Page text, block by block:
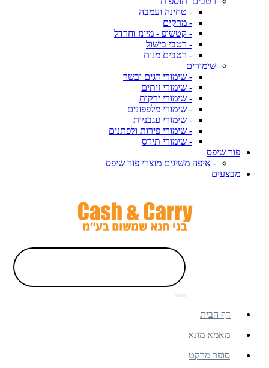
- טחינה ועמבה
- מרקים
- קטשופ - מיונז וחרדל
- רטבי בישול
- רטבים מנות
שימורים
- שימורי דגים ובשר
- שימורי זיתים
- שימורי ירקות
- שימורי מלפפונים
- שימורי עגבניות
- שימורי פירות ולפתנים
- שימורי תירס
פור שיפס
- איפה משיגים מוצרי פור שיפס
מבצעים
דף הבית
מאמא מונא
סופר מרקט